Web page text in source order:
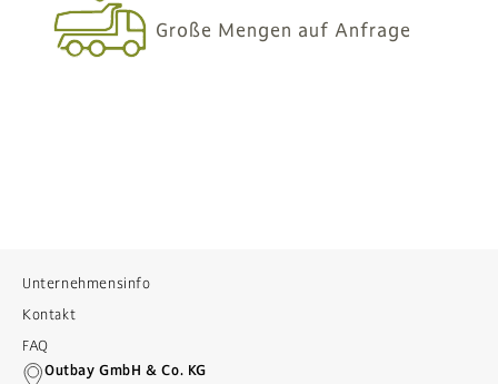
Große Mengen auf Anfrage
Unternehmensinfo
Kontakt
FAQ
Outbay GmbH & Co. KG